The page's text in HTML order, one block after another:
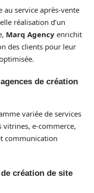
service après-vente
réalisation d’un
Marq Agency enrichit
des clients pour leur
de création
variée de services
vitrines, e-commerce,
communication
création de site